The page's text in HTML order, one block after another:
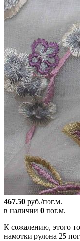
467.50 руб./пог.м.
в наличии 0 пог.м.
К сожалению, этого
намотки рулона 25